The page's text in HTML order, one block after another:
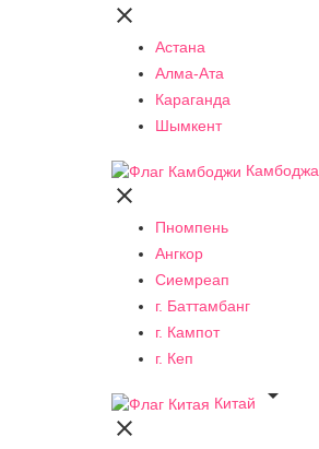

Астана
Алма-Ата
Караганда
Шымкент
Камбоджа

Пномпень
Ангкор
Сиемреап
г. Баттамбанг
г. Кампот
г. Кеп
Китай

